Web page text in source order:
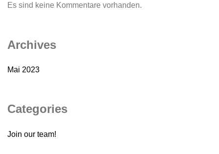
Es sind keine Kommentare vorhanden.
Archives
Mai 2023
Categories
Join our team!